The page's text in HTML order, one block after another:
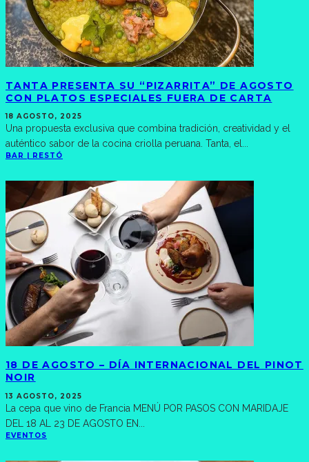
TANTA PRESENTA SU “PIZARRITA” DE AGOSTO
CON PLATOS ESPECIALES FUERA DE CARTA
18 AGOSTO, 2025
Una propuesta exclusiva que combina tradición, creatividad y el
auténtico sabor de la cocina criolla peruana. Tanta, el...
BAR | RESTÓ
18 DE AGOSTO – DÍA INTERNACIONAL DEL PINOT
NOIR
13 AGOSTO, 2025
La cepa que vino de Francia MENÚ POR PASOS CON MARIDAJE
DEL 18 AL 23 DE AGOSTO EN
EVENTOS